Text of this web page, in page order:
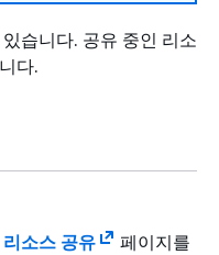
습니다. 공유 중인 리소
다.
소스 공유
페이지를